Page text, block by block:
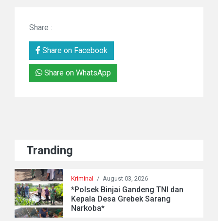
Share :
Share on Facebook
Share on WhatsApp
Tranding
Kriminal / August 03, 2026
*Polsek Binjai Gandeng TNI dan
Kepala Desa Grebek Sarang
Narkoba*